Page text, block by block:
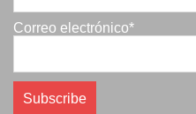
Correo electrónico*